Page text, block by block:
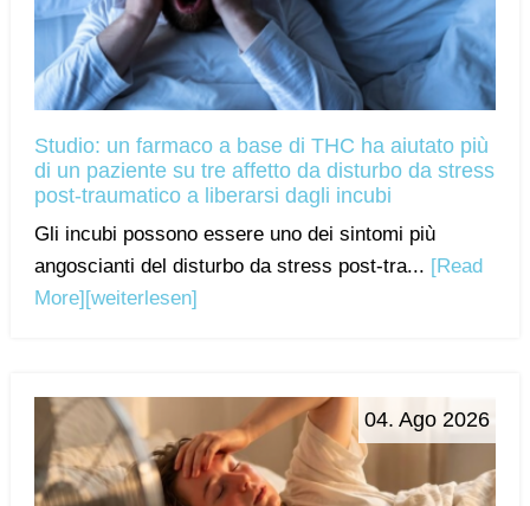
Studio: un farmaco a base di THC ha aiutato più
di un paziente su tre affetto da disturbo da stress
post-traumatico a liberarsi dagli incubi
Gli incubi possono essere uno dei sintomi più
angoscianti del disturbo da stress post-tra... [Read
More] [weiterlesen]
04. Ago 2026